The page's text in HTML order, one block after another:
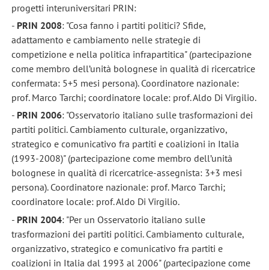
progetti interuniversitari PRIN:
- PRIN 2008: "Cosa fanno i partiti politici? Sfide,
adattamento e cambiamento nelle strategie di
competizione e nella politica infrapartitica" (partecipazione
come membro dell’unità bolognese in qualità di ricercatrice
confermata: 5+5 mesi persona). Coordinatore nazionale:
prof. Marco Tarchi; coordinatore locale: prof. Aldo Di Virgilio.
- PRIN 2006: "Osservatorio italiano sulle trasformazioni dei
partiti politici. Cambiamento culturale, organizzativo,
strategico e comunicativo fra partiti e coalizioni in Italia
(1993-2008)" (partecipazione come membro dell’unità
bolognese in qualità di ricercatrice-assegnista: 3+3 mesi
persona). Coordinatore nazionale: prof. Marco Tarchi;
coordinatore locale: prof. Aldo Di Virgilio.
- PRIN 2004: "Per un Osservatorio italiano sulle
trasformazioni dei partiti politici. Cambiamento culturale,
organizzativo, strategico e comunicativo fra partiti e
coalizioni in Italia dal 1993 al 2006" (partecipazione come